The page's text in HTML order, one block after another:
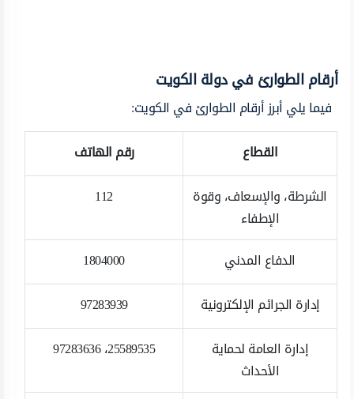
أرقام الطوارئ في دولة الكويت
فيما يلي أبرز أرقام الطوارئ في الكويت:
القطاع
رقم الهاتف
الشرطة، والإسعاف، وقوة
الإطفاء
112
الدفاع المدني
1804000
إدارة الجرائم الإلكترونية
97283939
إدارة العامة لحماية
الأحداث
25589535، 97283636